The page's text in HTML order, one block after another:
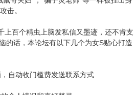
击。
上百个精虫上脑发私信又墨迹，还不肯支
的话，本论坛有以下几个为女S贴心打造
自动收门槛费发送联系方式